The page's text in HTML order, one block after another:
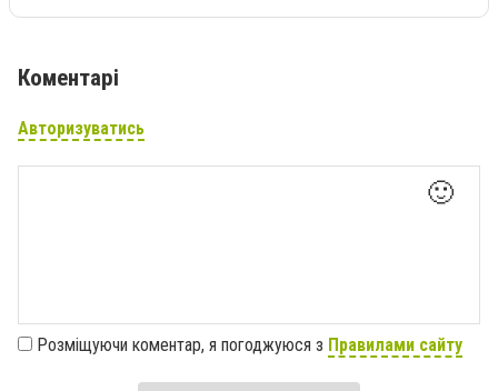
Коментарі
Авторизуватись
🙂
Розміщуючи коментар, я погоджуюся з Правилами сайту